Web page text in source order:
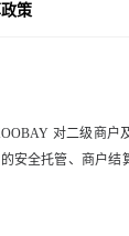
策
对二级商户
安全托管、商户结